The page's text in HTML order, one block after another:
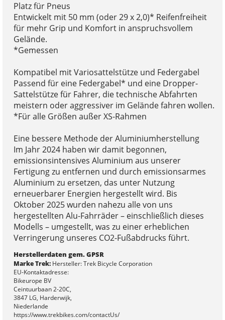
Platz für Pneus
Entwickelt mit 50 mm (oder 29 x 2,0)* Reifenfreiheit
für mehr Grip und Komfort in anspruchsvollem
Gelände.
*Gemessen
Kompatibel mit Variosattelstütze und Federgabel
Passend für eine Federgabel* und eine Dropper-
Sattelstütze für Fahrer, die technische Abfahrten
meistern oder aggressiver im Gelände fahren wollen.
*Für alle Größen außer XS-Rahmen
Eine bessere Methode der Aluminiumherstellung
Im Jahr 2024 haben wir damit begonnen,
emissionsintensives Aluminium aus unserer
Fertigung zu entfernen und durch emissionsarmes
Aluminium zu ersetzen, das unter Nutzung
erneuerbarer Energien hergestellt wird. Bis
Oktober 2025 wurden nahezu alle von uns
hergestellten Alu-Fahrräder – einschließlich dieses
Modells – umgestellt, was zu einer erheblichen
Verringerung unseres CO2-Fußabdrucks führt.
Herstellerdaten gem. GPSR
Marke Trek:Hersteller: Trek Bicycle Corporation
EU-Kontaktadresse:
Bikeurope BV
Ceintuurbaan 2-20C,
3847 LG, Harderwijk,
Niederlande
https://www.trekbikes.com/contactUs/